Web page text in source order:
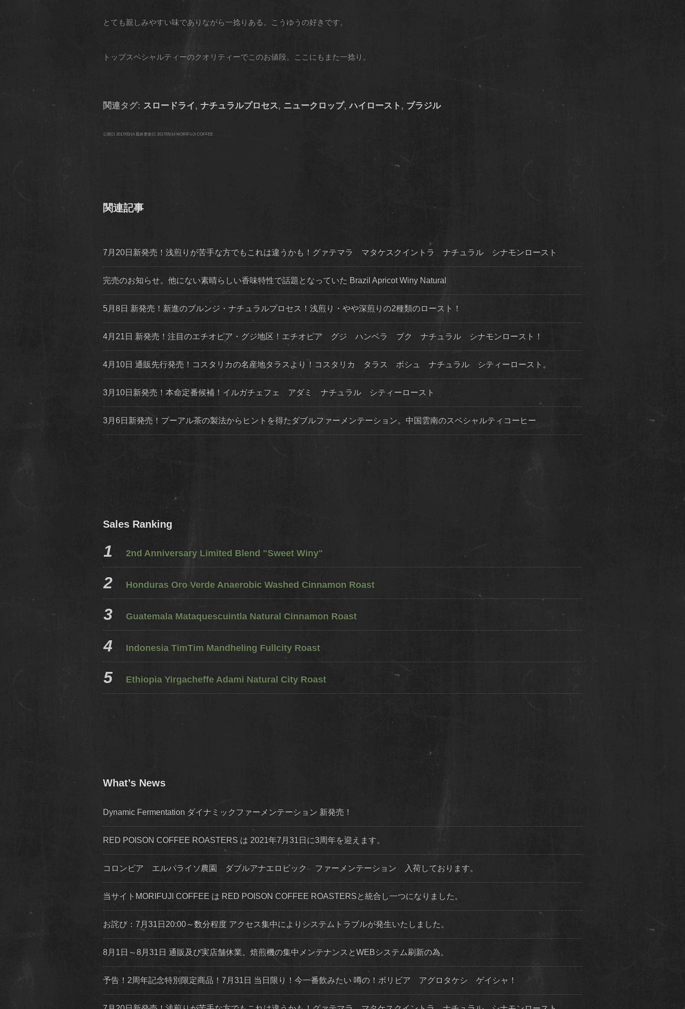
とても親しみやすい味でありながら一捻りある。こうゆうの好きです。
トップスペシャルティーのクオリティーでこのお値段。ここにもまた一捻り。
関連タグ: スロードライ, ナチュラルプロセス, ニュークロップ,ハイロースト , ブラジル
公開日 2017/05/14 最終更新日 2017/05/14 MORIFUJI COFFEE
関連記事
7月20日新発売！浅煎りが苦手な方でもこれは違うかも！グァテマラ マタケスクイントラ ナチュラル シナモンロースト
完売のお知らせ。他にない素晴らしい香味特性で話題となっていた Brazil Apricot Winy Natural
5月8日 新発売！新進のブルンジ・ナチュラルプロセス！浅煎り・やや深煎りの2種類のロースト！
4月21日 新発売！注目のエチオピア・グジ地区！エチオピア グジ ハンベラ ブク ナチュラル シナモンロースト！
4月10日 通販先行発売！コスタリカの名産地タラスより！コスタリカ タラス ボシュ ナチュラル シティーロースト。
3月10日新発売！本命定番候補！イルガチェフェ アダミ ナチュラル シティーロースト
3月6日新発売！プーアル茶の製法からヒントを得たダブルファーメンテーション。中国雲南のスペシャルティコーヒー
Sales Ranking
2nd Anniversary Limited Blend "Sweet Winy"
Honduras Oro Verde Anaerobic Washed Cinnamon Roast
Guatemala Mataquescuintla Natural Cinnamon Roast
Indonesia TimTim Mandheling Fullcity Roast
Ethiopia Yirgacheffe Adami Natural City Roast
What’s News
Dynamic Fermentation ダイナミックファーメンテーション 新発売！
RED POISON COFFEE ROASTERS は 2021年7月31日に3周年を迎えます。
コロンビア エルパライソ農園 ダブルアナエロビック ファーメンテーション 入荷しております。
当サイトMORIFUJI COFFEE は RED POISON COFFEE ROASTERSと統合し一つになりました。
お詫び：7月31日20:00～数分程度 アクセス集中によりシステムトラブルが発生いたしました。
8月1日～8月31日 通販及び実店舗休業。焙煎機の集中メンテナンスとWEBシステム刷新の為。
予告！2周年記念特別限定商品！7月31日 当日限り！今一番飲みたい 噂の！ボリビア アグロタケシ ゲイシャ！